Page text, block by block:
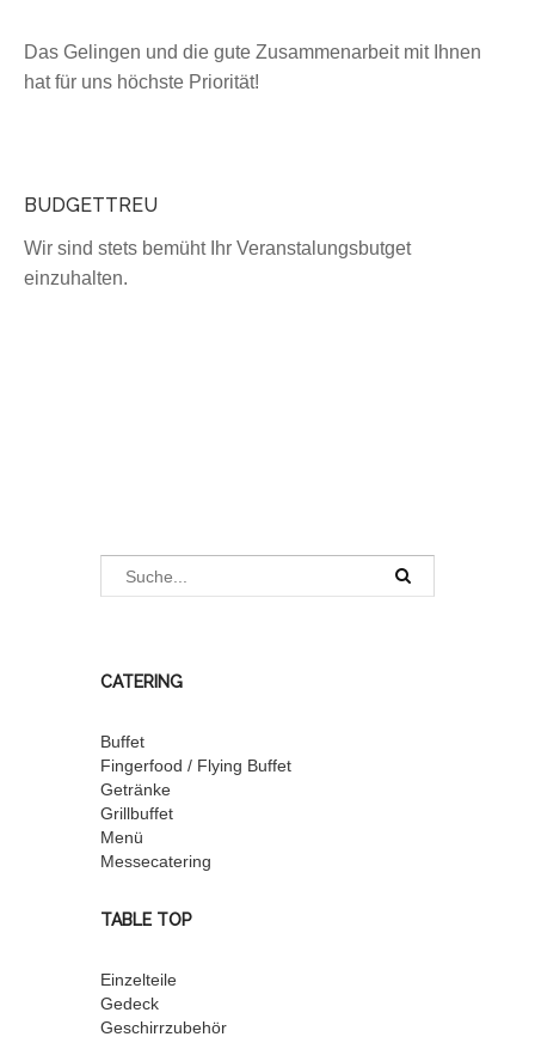
Das Gelingen und die gute Zusammenarbeit mit Ihnen
hat für uns höchste Priorität!
BUDGETTREU
Wir sind stets bemüht Ihr Veranstalungsbutget
einzuhalten.
CATERING
Buffet
Fingerfood / Flying Buffet
Getränke
Grillbuffet
Menü
Messecatering
TABLE TOP
Einzelteile
Gedeck
Geschirrzubehör